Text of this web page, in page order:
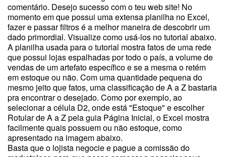
comentário. Desejo sucesso com o teu web site! No
momento em que possui uma extensa planilha no Excel,
fazer e passar filtros é a melhor maneira de descobrir um
dado primordial. Visualize como usá-los no tutorial abaixo.
A planilha usada para o tutorial mostra fatos de uma rede
que possui lojas espalhadas por todo o país, a volume de
vendas de um artefato específico e se a mesma o retém
em estoque ou não. Com uma quantidade pequena do
mesmo jeito que fatos, uma classificação de A a Z bastaria
pra encontrar o desejado. Como por exemplo, ao
selecionar a célula D2, onde está "Estoque" e escolher
Rotular de A a Z pela guia Página Inicial, o Excel mostra
facilmente quais possuem ou não estoque, como
apresentado na imagem abaixo.
Basta que o lojista negocie e pague a comissão do